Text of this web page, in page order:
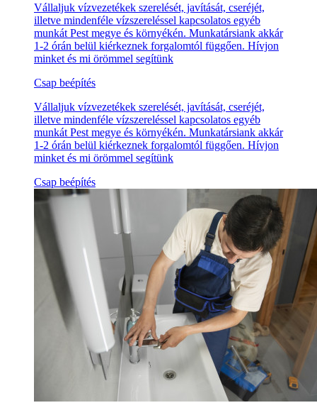
Vállaljuk vízvezetékek szerelését, javítását, cseréjét,
illetve mindenféle vízszereléssel kapcsolatos egyéb
munkát Pest megye és környékén. Munkatársiank akkár
1-2 órán belül kiérkeznek forgalomtól függően. Hívjon
minket és mi örömmel segítünk
Csap beépítés
Vállaljuk vízvezetékek szerelését, javítását, cseréjét,
illetve mindenféle vízszereléssel kapcsolatos egyéb
munkát Pest megye és környékén. Munkatársiank akkár
1-2 órán belül kiérkeznek forgalomtól függően. Hívjon
minket és mi örömmel segítünk
Csap beépítés